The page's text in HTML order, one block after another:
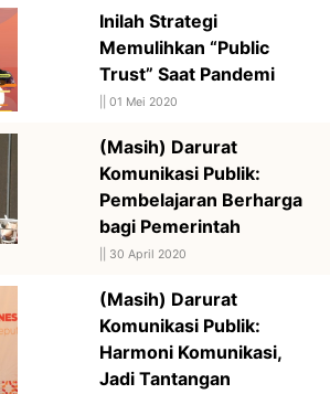
Inilah Strategi
Memulihkan “Public
Trust” Saat Pandemi
01 Mei 2020
(Masih) Darurat
Komunikasi Publik:
Pembelajaran Berharga
bagi Pemerintah
30 April 2020
(Masih) Darurat
Komunikasi Publik:
Harmoni Komunikasi,
Jadi Tantangan